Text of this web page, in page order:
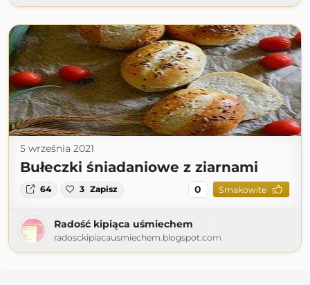
5 września 2021
Bułeczki śniadaniowe z ziarnami
64 3 Zapisz 0 Smakowite
Radość kipiąca uśmiechem
radosckipiacausmiechem.blogspot.com